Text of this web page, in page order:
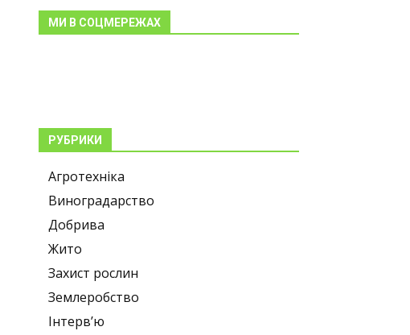
МИ В СОЦМЕРЕЖАХ
РУБРИКИ
Агротехніка
Виноградарство
Добрива
Жито
Захист рослин
Землеробство
Інтерв’ю